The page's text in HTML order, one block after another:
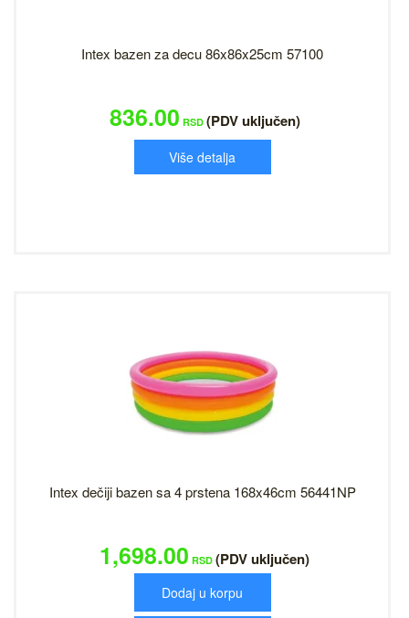
Intex bazen za decu 86x86x25cm 57100
836.00 RSD (PDV uključen)
Više detalja
Intex dečiji bazen sa 4 prstena 168x46cm 56441NP
1,698.00 RSD (PDV uključen)
Dodaj u korpu